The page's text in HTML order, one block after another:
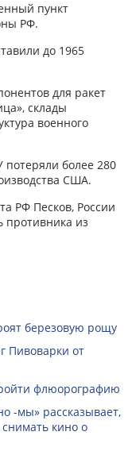
пункт
РФ.
до 1965
для ракет
склады
военного
потеряли более 280
США.
РФ Песков, России
противника из
березовую рощу
Пивоварки от
флюорографию
-мы» рассказывает,
кино о